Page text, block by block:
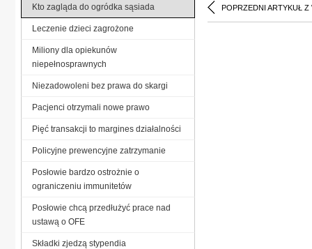
POPRZEDNI ARTYKUŁ Z
Kto zagląda do ogródka sąsiada
Leczenie dzieci zagrożone
Miliony dla opiekunów
niepełnosprawnych
Niezadowoleni bez prawa do skargi
Pacjenci otrzymali nowe prawo
Pięć transakcji to margines działalności
Policyjne prewencyjne zatrzymanie
Posłowie bardzo ostrożnie o
ograniczeniu immunitetów
Posłowie chcą przedłużyć prace nad
ustawą o OFE
Składki zjedzą stypendia